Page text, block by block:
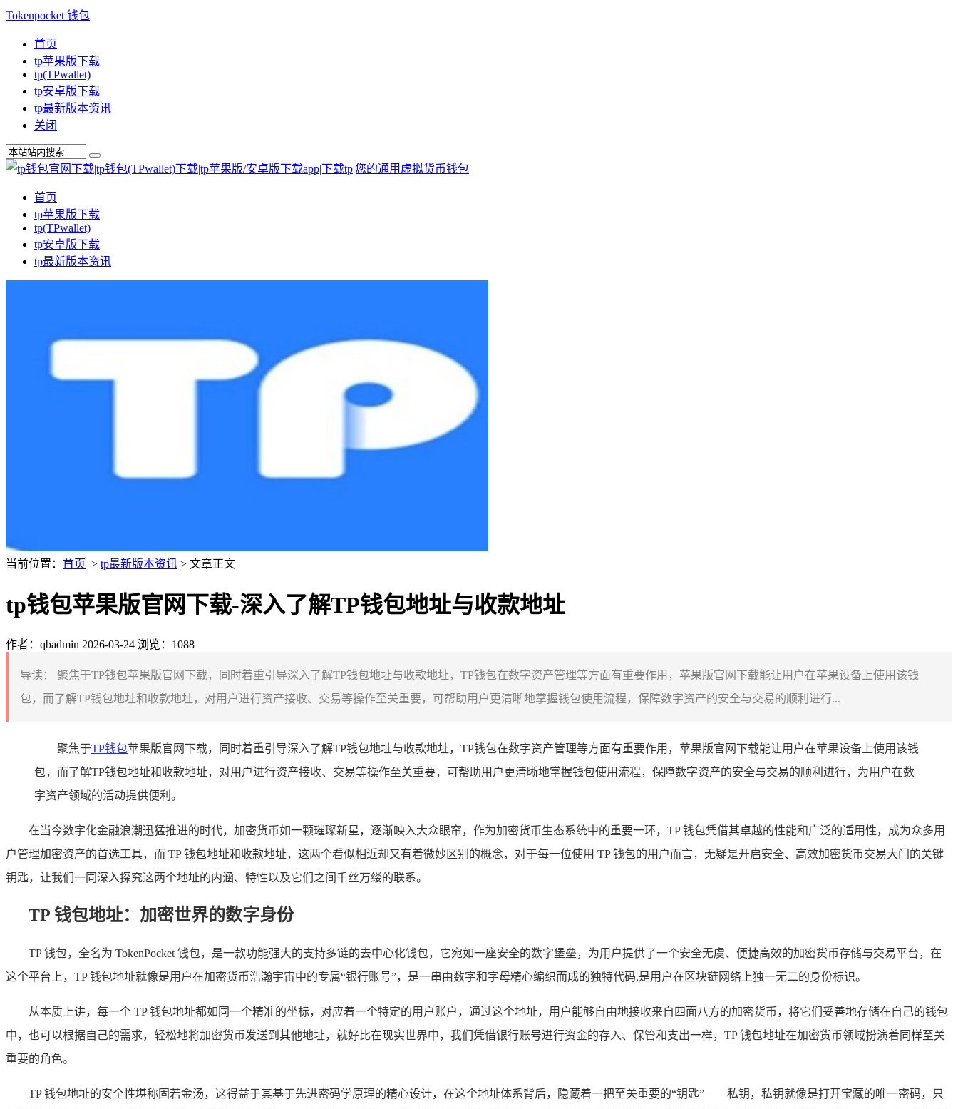
Tokenpocket 钱包
首页
tp苹果版下载
tp(TPwallet)
tp安卓版下载
tp最新版本资讯
关闭
首页
tp苹果版下载
tp(TPwallet)
tp安卓版下载
tp最新版本资讯
当前位置： 首页 > tp最新版本资讯 > 文章正文
tp钱包苹果版官网下载-深入了解TP钱包地址与收款地址
作者：qbadmin 2026-03-24 浏览：1088
导读：
聚焦于TP钱包苹果版官网下载，同时着重引导深入了解TP钱包地址与收款地址，TP钱包在数字资产管理等方面有重要作用，苹果版官网下载能让用户在苹果设备上使用该钱
包，而了解TP钱包地址和收款地址，对用户进行资产接收、交易等操作至关重要，可帮助用户更清晰地掌握钱包使用流程，保障数字资产的安全与交易的顺利进行...
聚焦于TP钱包苹果版官网下载，同时着重引导深入了解TP钱包地址与收款地址，TP钱包在数字资产管理等方面有重要作用，苹果版官网下载能让用户在苹果设备上使用该钱
包，而了解TP钱包地址和收款地址，对用户进行资产接收、交易等操作至关重要，可帮助用户更清晰地掌握钱包使用流程，保障数字资产的安全与交易的顺利进行，为用户在数
字资产领域的活动提供便利。
在当今数字化金融浪潮迅猛推进的时代，加密货币如一颗璀璨新星，逐渐映入大众眼帘，作为加密货币生态系统中的重要一环，TP 钱包凭借其卓越的性能和广泛的适用性，成为众多用
户管理加密资产的首选工具，而 TP 钱包地址和收款地址，这两个看似相近却又有着微妙区别的概念，对于每一位使用 TP 钱包的用户而言，无疑是开启安全、高效加密货币交易大门的关键
钥匙，让我们一同深入探究这两个地址的内涵、特性以及它们之间千丝万缕的联系。
TP 钱包地址：加密世界的数字身份
TP 钱包，全名为 TokenPocket 钱包，是一款功能强大的支持多链的去中心化钱包，它宛如一座安全的数字堡垒，为用户提供了一个安全无虞、便捷高效的加密货币存储与交易平台，在
这个平台上，TP 钱包地址就像是用户在加密货币浩瀚宇宙中的专属“银行账号”，是一串由数字和字母精心编织而成的独特代码,是用户在区块链网络上独一无二的身份标识。
从本质上讲，每一个 TP 钱包地址都如同一个精准的坐标，对应着一个特定的用户账户，通过这个地址，用户能够自由地接收来自四面八方的加密货币，将它们妥善地存储在自己的钱包
中，也可以根据自己的需求，轻松地将加密货币发送到其他地址，就好比在现实世界中，我们凭借银行账号进行资金的存入、保管和支出一样，TP 钱包地址在加密货币领域扮演着同样至关
重要的角色。
TP 钱包地址的安全性堪称固若金汤，这得益于其基于先进密码学原理的精心设计，在这个地址体系背后，隐藏着一把至关重要的“钥匙”——私钥，私钥就像是打开宝藏的唯一密码，只